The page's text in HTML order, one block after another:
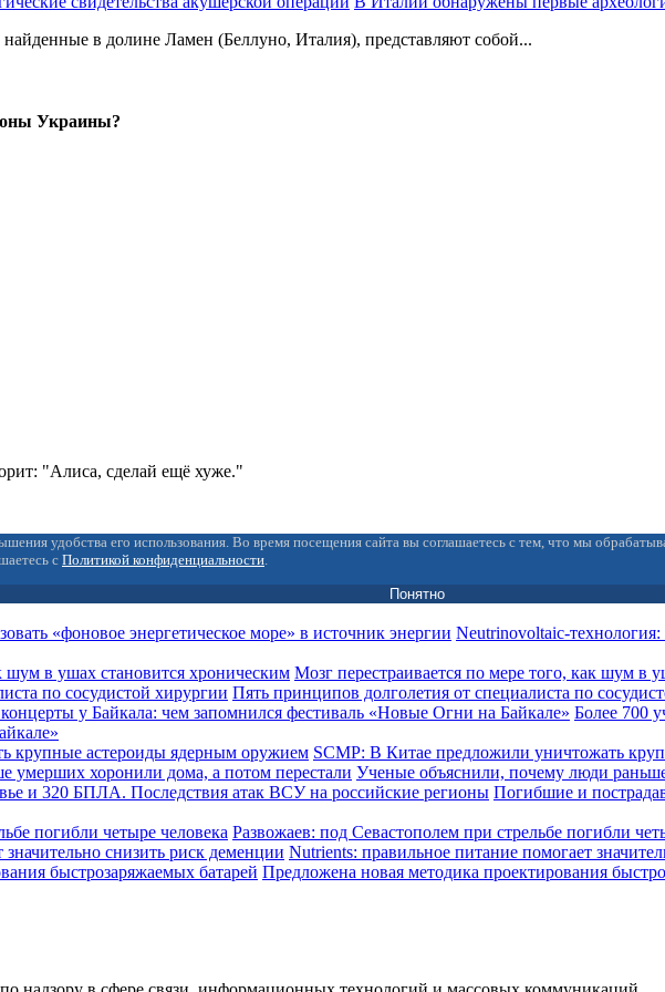
в долине Ламен (Беллуно, Италия), представляют собой...
Украины?
"Алиса, сделай ещё хуже."
удобства его использования. Во время посещения сайта вы соглашаетесь с тем, что мы
с Политикой конфиденциальности.
Понятно
Мозг перестраивается по мере того, как шум в
Пять принципов долголетия от специалиста по
Более 700
SCMP: В Китае предложили уничтожать
Ученые объяснили, почему люди
Погибшие и
Развожаев: под Севастополем при стрельбе погибли
Nutrients: правильное питание помогает
Предложена новая методика проектирования